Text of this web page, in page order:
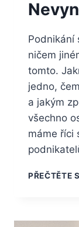
Podnikání
ničem
tomto.
jedno,
a jakým
všechno
máme říci
PŘEČTĚTE